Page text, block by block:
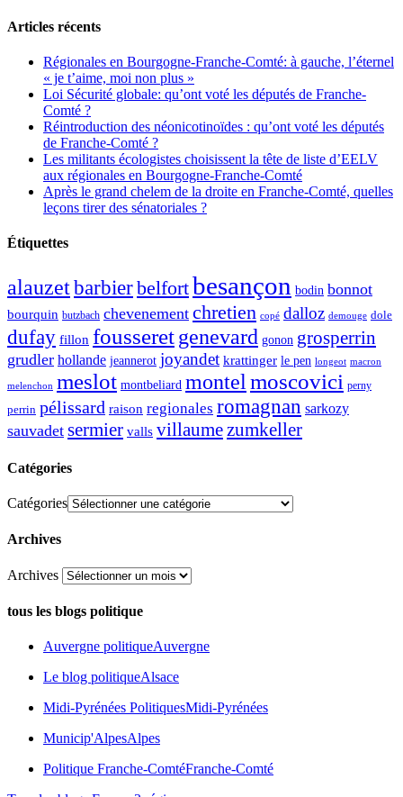
Articles récents
Régionales en Bourgogne-Franche-Comté: à gauche, l’éternel
« je t’aime, moi non plus »
Loi Sécurité globale: qu’ont voté les députés de Franche-
Comté ?
Réintroduction des néonicotinoïdes : qu’ont voté les députés
de Franche-Comté ?
Les militants écologistes choisissent la tête de liste d’EELV
aux régionales en Bourgogne-Franche-Comté
Après le grand chelem de la droite en Franche-Comté, quelles
leçons tirer des sénatoriales ?
Étiquettes
alauzetbarbierbelfortbesançon bodin bonnot
bourquin butzbach chevenement chretien copé dalloz demouge dole
dufay fillon fousseretgenevard gonon grosperrin
grudler hollande jeannerot joyandet krattinger le pen longeot macron
melenchon meslot montbeliard montel moscovici perny
perrin pélissard raison regionales romagnan sarkozy
sauvadet sermier valls villaume zumkeller
Catégories
Catégories
Archives
Archives
tous les blogs politique
Auvergne politiqueAuvergne
Le blog politiqueAlsace
Midi-Pyrénées PolitiquesMidi-Pyrénées
Municip'AlpesAlpes
Politique Franche-ComtéFranche-Comté